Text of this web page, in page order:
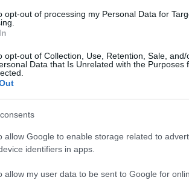
opt-out of processing my Personal Data for
opt-out of Collection, Use, Retention, Sale, and/
Data that Is Unrelated with the Purposes
allow Google to enable storage related to
identifiers in apps.
allow my user data to be sent to Google for
ezt a régiót, a buszmegálló nem
bevezetését, így például a mozgás
egy érzékelő szól, amikor üríteni kell